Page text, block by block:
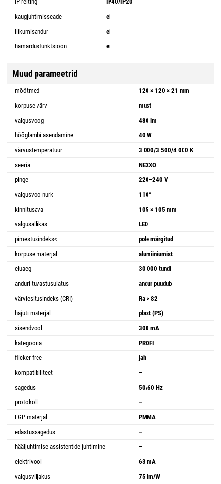
IP-reiting
IP40/IP20
kaugjuhtimisseade
ei
liikumisandur
ei
hämardusfunktsioon
ei
Muud parameetrid
mõõtmed
120 × 120 × 21 mm
korpuse värv
must
valgusvoog
480 lm
hõõglambi asendamine
40 W
värvustemperatuur
3 000/3 500/4 000 K
seeria
NEXXO
pinge
220–240 V
valgusvoo nurk
110°
kinnitusava
105 × 105 mm
valgusallikas
LED
pimestusindeks<
pole märgitud
korpuse materjal
alumiiniumist
eluaeg
30 000 tundi
anduri tuvastusulatus
andur puudub
värviesitusindeks (CRI)
Ra > 82
hajuti materjal
plast (PS)
sisendvool
300 mA
kategooria
PROFI
flicker-free
jah
kompatibiliteet
–
sagedus
50/60 Hz
protokoll
–
LGP materjal
PMMA
edastussagedus
–
hääljuhtimise assistentide juhtimine
–
elektrivool
63 mA
valgusviljakus
75 lm/W